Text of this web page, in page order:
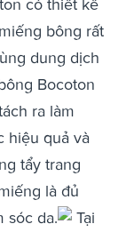
có thiết kế
bông rất
dung dịch
Bocoton
ra làm
hiệu quả và
tẩy trang
là đủ
sóc da.
Tại